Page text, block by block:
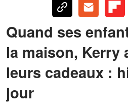
Quand ses
la maison, Kerry
leurs cadeaux :
jour